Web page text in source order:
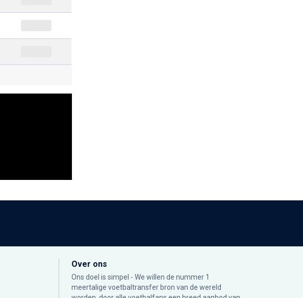
Over ons
Ons doel is simpel - We willen de nummer 1
meertalige voetbaltransfer bron van de wereld